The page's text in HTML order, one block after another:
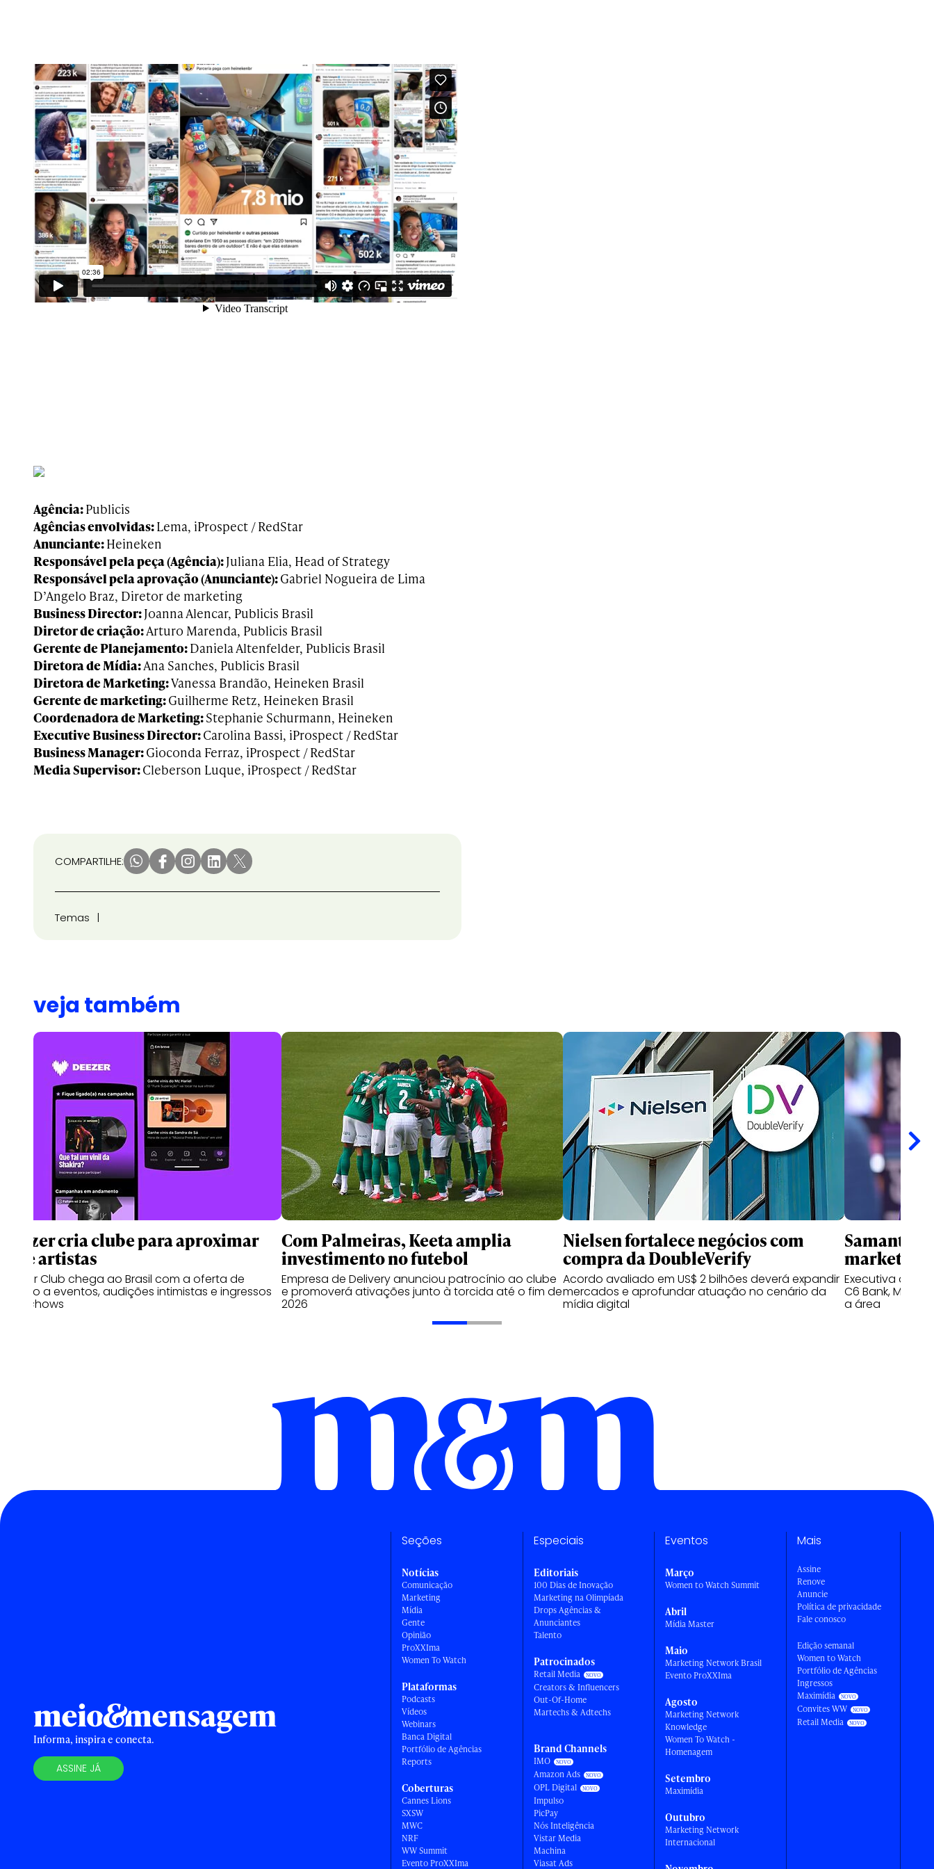
Agência:Publicis
Agências envolvidas:Lema, iProspect / RedStar
Anunciante:Heineken
Responsável pela peça (Agência):Juliana Elia, Head of Strategy
Responsável pela aprovação (Anunciante):Gabriel Nogueira de Lima
D’Angelo Braz, Diretor de marketing
Business Director:Joanna Alencar, Publicis Brasil
Diretor de criação:Arturo Marenda, Publicis Brasil
Gerente de Planejamento:Daniela Altenfelder, Publicis Brasil
Diretora de Mídia:Ana Sanches, Publicis Brasil
Diretora de Marketing:Vanessa Brandão, Heineken Brasil
Gerente de marketing:Guilherme Retz, Heineken Brasil
Coordenadora de Marketing:Stephanie Schurmann, Heineken
Executive Business Director:Carolina Bassi, iProspect / RedStar
Business Manager:Gioconda Ferraz, iProspect / RedStar
Media Supervisor:Cleberson Luque, iProspect / RedStar
COMPARTILHE:
Temas
veja também
Deezer cria clube para aproximar
fãs e artistas
Deezer Club chega ao Brasil com a oferta de
acesso a eventos, audições intimistas e ingressos
para shows
Com Palmeiras, Keeta amplia
investimento no futebol
Empresa de Delivery anunciou patrocínio ao clube
e promoverá ativações junto à torcida até o fim de
2026
Nielsen fortalece negócios com
compra da DoubleVerify
Acordo avaliado em US$ 2 bilhões deverá expandir
mercados e aprofundar atuação no cenário da
mídia digital
Samantha
marketing
Executiva
C6 Bank,
a área
Informa, inspira e conecta.
ASSINE JÁ
Seções
Notícias
Comunicação
Marketing
Mídia
Gente
Opinião
ProXXIma
Women To Watch
Plataformas
Podcasts
Vídeos
Webinars
Banca Digital
Portfólio de Agências
Reports
Coberturas
Cannes Lions
SXSW
MWC
NRF
WW Summit
Evento ProXXIma
Especiais
Editoriais
100 Dias de Inovação
Marketing na Olimpíada
Drops Agências &
Anunciantes
Talento
Patrocinados
Retail Media
Creators & Influencers
Out-Of-Home
Martechs & Adtechs
Brand Channels
IMO
Amazon Ads
OPL Digital
Impulso
PicPay
Nós Inteligência
Vistar Media
Machina
Viasat Ads
Eventos
Março
Women to Watch Summit
Abril
Mídia Master
Maio
Marketing Network Brasil
Evento ProXXIma
Agosto
Marketing Network
Knowledge
Women To Watch -
Homenagem
Setembro
Maximídia
Outubro
Marketing Network
Internacional
Mais
Assine
Renove
Anuncie
Política de privacidade
Fale conosco
Edição semanal
Women to Watch
Portfólio de Agências
Ingressos
Maximídia
Convites WW
Retail Media